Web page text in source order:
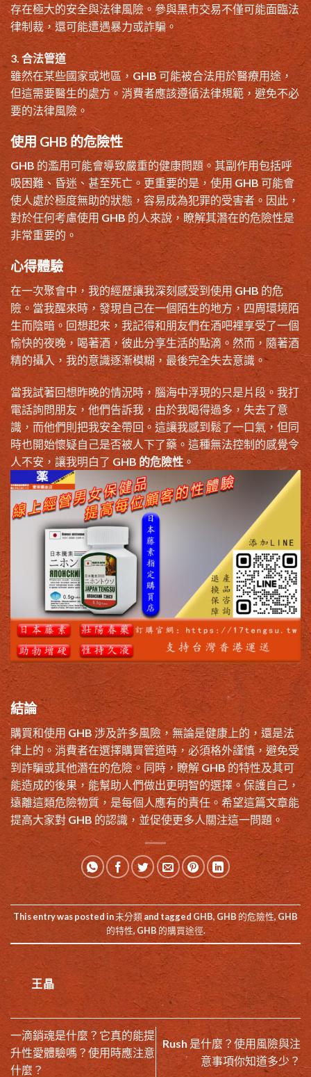
存在極大的安全與法律風險。參與黑市交易不僅可能面臨法
律制裁，還可能遭遇暴力或詐騙。
3. 合法管道
雖然在某些國家或地區，GHB 可能被合法用於醫療用途，
但這需要醫生的處方。消費者應該遵循法律規範，避免不必
要的法律風險。
使用 GHB 的危險性
GHB 的濫用可能會導致嚴重的健康問題。其副作用包括呼
吸困難、昏迷、甚至死亡。更重要的是，使用 GHB可能會
使人處於極度無助的狀態，容易成為犯罪的受害者。因此，
對於任何考慮使用 GHB 的人來說，瞭解其潛在的危險性是
非常重要的。
心得體驗
在一次聚會中，我的經歷讓我深刻感受到使用 GHB 的危
險。當我醒來時，發現自己在一個陌生的地方，四周環境陌
生而陰暗。回想起來，我記得和朋友們在酒吧裡享受了一個
愉快的夜晚，喝著酒，彼此分享生活的點滴。然而，隨著酒
精的攝入，我的意識逐漸模糊，最後完全失去意識。
當我試著回想昨晚的情況時，腦海中浮現的只是片段。我打
電話詢問朋友，他們告訴我，由於我喝得過多，失去了意
識，而他們則把我安全帶回。這讓我感到鬆了一口氣，但同
時也開始懷疑自己是否被人下了藥。這種無法控制的感覺令
人不安，讓我明白了 GHB 的危險性。
結論
購買和使用 GHB 涉及許多風險，無論是健康上的，還是法
律上的。消費者在選擇購買管道時，必須格外謹慎，避免受
到詐騙或其他潛在的危險。同時，瞭解 GHB 的特性及其可
能造成的後果，能幫助人們做出更明智的選擇。保護自己，
遠離這類危險物質，是每個人應有的責任。希望這篇文章能
提高大家對 GHB 的認識，並促使更多人關注這一問題。
This entry was posted in未分類and tagged GHB, GHB 的危險性, GHB
的特性, GHB 的購買途徑.
王晶
一滴銷魂是什麼？它真的能提
升性愛體驗嗎？使用時應注意
什麼？
Rush 是什麼？使用風險與注
意事項你知道多少？